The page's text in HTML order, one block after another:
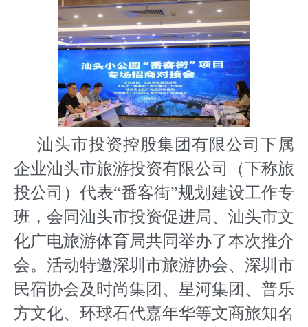
汕头市投资控股集团有限公司下属
企业汕头市旅游投资有限公司（下称旅
投公司）代表“番客街”规划建设工作专
班，会同汕头市投资促进局、汕头市文
化广电旅游体育局共同举办了本次推介
会。活动特邀深圳市旅游协会、深圳市
民宿协会及时尚集团、星河集团、普乐
方文化、环球石代嘉年华等文商旅知名